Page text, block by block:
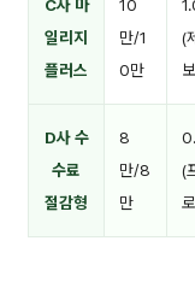
C사 마
일리지
플러스
10
만/1
0만
(
D사 수
수료
절감형
8
만/8
만
(